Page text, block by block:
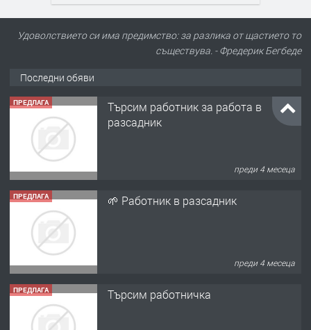
Удоволствието си има предимство: за разлика от щастието то
съществува. - Фредерик Бегбеде
Последни обяви
ПРЕДЛАГА
Търсим работник за работа в
разсадник
преди 4 месеца
ПРЕДЛАГА 🌱 Работник в разсадник
преди 4 месеца
ПРЕДЛАГА Търсим работничка